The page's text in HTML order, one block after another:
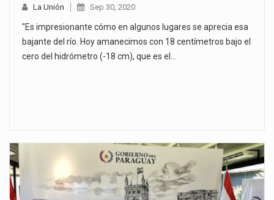
La Unión Sep 30, 2020
"Es impresionante cómo en algunos lugares se aprecia esa
bajante del río. Hoy amanecimos con 18 centímetros bajo el
cero del hidrómetro (-18 cm), que es el…